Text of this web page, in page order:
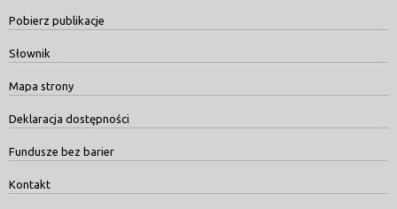
Pobierz publikacje
Słownik
Mapa strony
Deklaracja dostępności
Fundusze bez barier
Kontakt